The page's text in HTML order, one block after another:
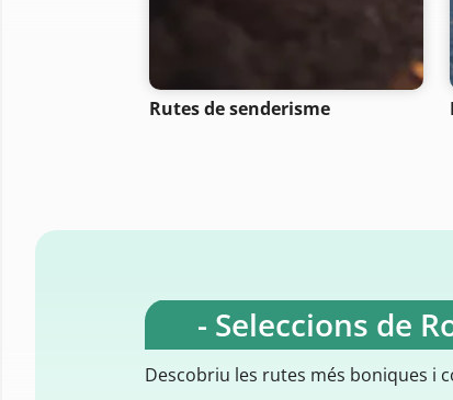
Rutes de senderisme
- Seleccions de
Descobriu les rutes més boniques i